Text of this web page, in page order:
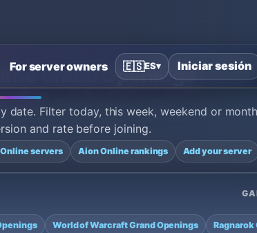
For server owners 🇪🇸ES▾ Iniciar sesión
Grand Openings
date. Filter today, this week, weekend or
and rate before joining.
servers Aion Online rankings Add your server
World of Warcraft Grand Openings Ragnarok